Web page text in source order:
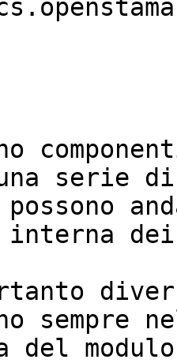
una serie
possono
interna
sempre
del